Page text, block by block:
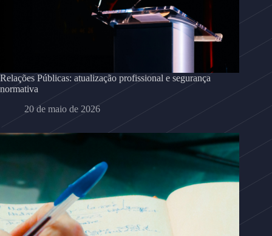
Relações Públicas: atualização profissional e segurança
normativa
20 de maio de 2026